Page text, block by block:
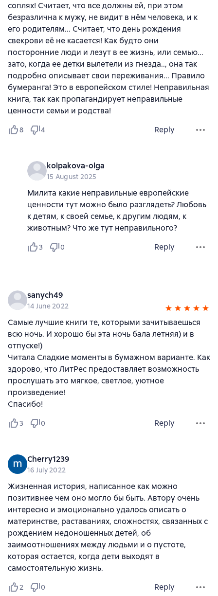
соплях! Считает, что все должны ей, при этом
безразлична к мужу, не видит в нём человека, и к
его родителям... Считает, что день рождения
свекрови её не касается! Как будто они
посторонние люди и лезут в ее жизнь, или семью...
зато, когда ее детки вылетели из гнезда.., она так
подробно описывает свои переживания... Правило
бумеранга! Это в европейском стиле! Неправильная
книга, так как пропагандирует неправильные
ценности семьи и родства!
8 4 Reply
kolpakova-olga
15 August 2025
Милита какие неправильные европейские
ценности тут можно было разглядеть? Любовь
к детям, к своей семье, к другим людям, к
животным? Что же тут неправильного?
3 0 Reply
sanych49
14 June 2022
Самые лучшие книги те, которыми зачитываешься
всю ночь. И хорошо бы эта ночь бала летняя) и в
отпуске!)
Читала Сладкие моменты в бумажном варианте. Как
здорово, что ЛитРес предоставляет возможность
прослушать это мягкое, светлое, уютное
произведение!
Спасибо!
3 0 Reply
Cherry1239
16 July 2022
Жизненная история, написанное как можно
позитивнее чем оно могло бы быть. Автору очень
интересно и эмоционально удалось описать о
материнстве, раставаниях, сложностях, связанных с
рождением недоношенных детей, об
заимоотношениях между людьми и о пустоте,
которая остается, когда дети выходят в
самостоятельную жизнь.
2 0 Reply